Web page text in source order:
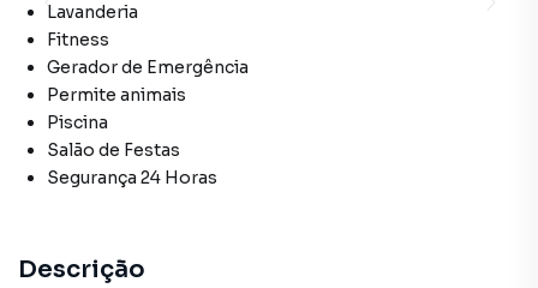
Lavanderia
Fitness
Gerador de Emergência
Permite animais
Piscina
Salão de Festas
Segurança 24 Horas
Descrição